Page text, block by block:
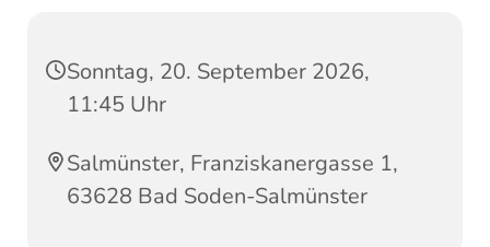
Sonntag, 20. September 2026,
11:45 Uhr
Salmünster, Franziskanergasse 1,
63628 Bad Soden-Salmünster